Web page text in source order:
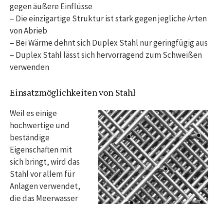
gegen äußere Einflüsse
– Die einzigartige Struktur ist stark gegen jegliche Arten
von Abrieb
– Bei Wärme dehnt sich Duplex Stahl nur geringfügig aus
– Duplex Stahl lässt sich hervorragend zum Schweißen
verwenden
Einsatzmöglichkeiten von Stahl
Weil es einige
hochwertige und
beständige
Eigenschaften mit
sich bringt, wird das
Stahl vor allem für
Anlagen verwendet,
die das Meerwasser